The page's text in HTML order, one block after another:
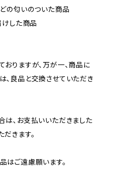
の匂いのついた商品
けした商品
りますが、万が一、商品に
、良品と交換させていただき
は、お支払いいただきました
きます。
ご遠慮願います。